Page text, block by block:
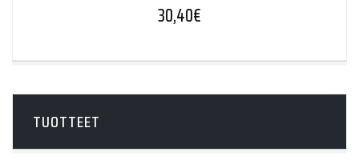
30,40€
TUOTTEET